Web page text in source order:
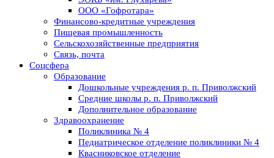
ООО «Гофротара»
Финансово-кредитные учреждения
Пищевая промышленность
Сельскохозяйственные предприятия
Связь, почта
Соцсфера
Образование
Дошкольные учреждения р. п. Приволжский
Средние школы р. п. Приволжский
Дополнительное образование
Здравоохранение
Поликлиника № 4
Педиатрическое отделение поликлиники № 4
Квасниковское отделение